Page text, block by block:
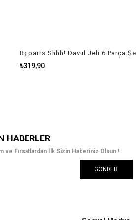
Bgparts Shhh! Davul Jeli 6 Parça
₺319,90
HABERLER
ve Fırsatlardan İlk Sizin Haberiniz Olsun !
GÖNDER